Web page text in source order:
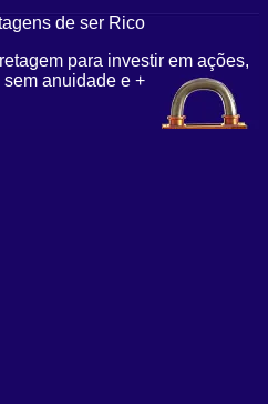
de ser Rico
para investir em ações,
anuidade e +